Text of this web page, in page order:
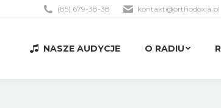
(85) 679-38-38 kontakt@orthodoxia.pl
NASZE AUDYCJE O RADIU